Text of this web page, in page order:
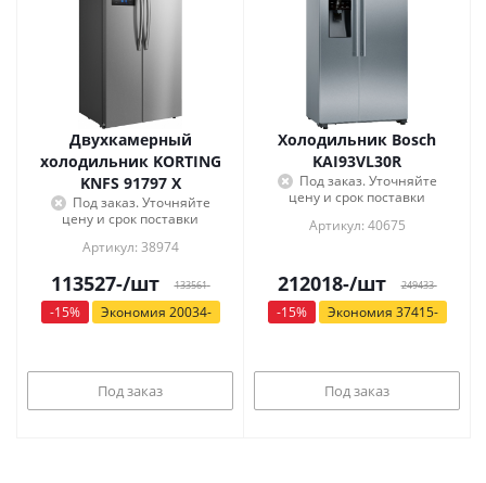
Двухкамерный
холодильник KORTING
KNFS 91797 X
Под заказ. Уточняйте
цену и срок поставки
Артикул: 38974
113527-/шт 133561-
-15% Экономия 20034-
Под заказ
Холодильник Bosch
KAI93VL30R
Под заказ. Уточняйте
цену и срок поставки
Артикул: 40675
212018-/шт 249433-
-15% Экономия 37415-
Под заказ